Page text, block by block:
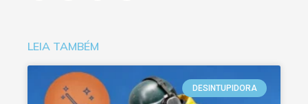
LEIA TAMBÉM
DESINTUPIDORA